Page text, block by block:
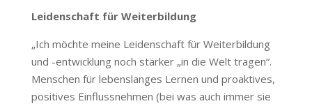
Leidenschaft für Weiterbildung
„Ich möchte meine Leidenschaft für Weiterbildung
und -entwicklung noch stärker „in die Welt tragen“.
Menschen für lebenslanges Lernen und proaktives,
positives Einflussnehmen (bei was auch immer sie